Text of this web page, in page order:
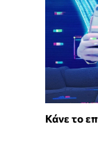
Κάνε το